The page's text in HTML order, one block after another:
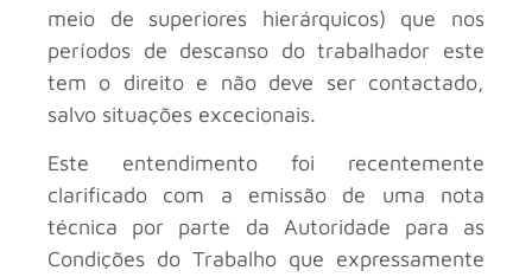
meio de superiores hierárquicos) que nos
períodos de descanso do trabalhador este
tem o direito e não deve ser contactado,
salvo situações excecionais.
Este entendimento foi recentemente
clarificado com a emissão de uma nota
técnica por parte da Autoridade para as
Condições do Trabalho que expressamente